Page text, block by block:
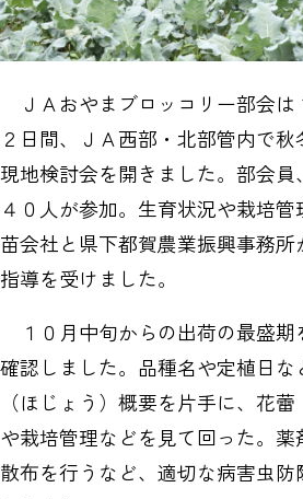
ＪＡおやまブロッコリー部会は
２日間、ＪＡ西部・北部管内で
現地検討会を開きました。部会員
４０人が参加。生育状況や栽培
苗会社と県下都賀農業振興事務
指導を受けました。
１０月中旬からの出荷の最盛期
確認しました。品種名や定植日
（ほじょう）概要を片手に、花
や栽培管理などを見て回った。
散布を行うなど、適切な病害虫防